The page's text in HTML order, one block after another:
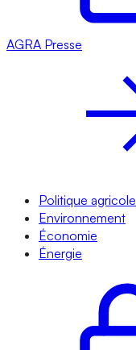
AGRA Presse
Politique agricole
Environnement
Économie
Énergie